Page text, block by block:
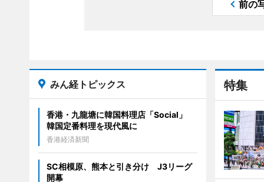
前の
特集
みん経トピックス
香港・九龍塘に韓国料理店「Social」
韓国定番料理を現代風に
香港経済新聞
SC相模原、熊本と引き分け J3リーグ
開幕